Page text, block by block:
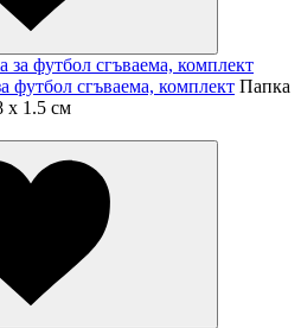
футбол сгъваема, комплект Папка
x 1.5 см